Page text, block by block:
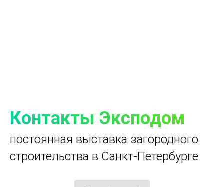
Контакты Эксподом
постоянная выставка загородного
строительства в Санкт-Петербурге